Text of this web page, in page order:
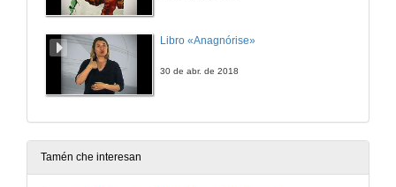
Libro «Anagnórise»
30 de abr. de 2018
Tamén che interesan